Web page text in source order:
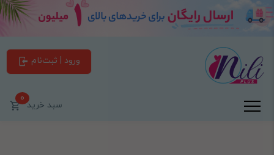
ورود | ثبت‌نام
سبد خرید0